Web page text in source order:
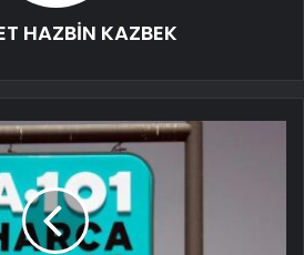
HAZBİN KAZBEK